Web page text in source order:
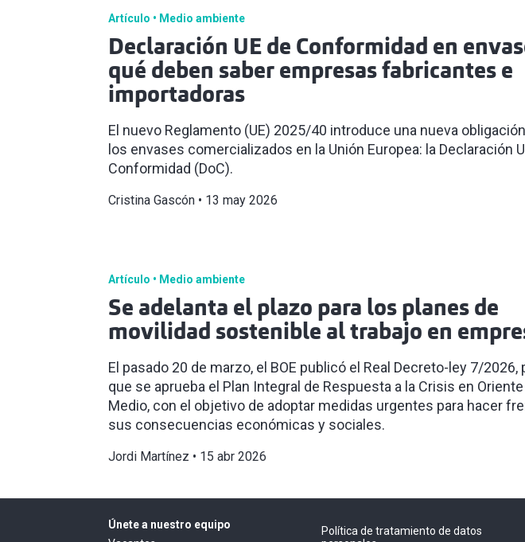
Artículo Medio ambiente
Declaración UE de Conformidad en
qué deben saber empresas fabricantes e
importadoras
El nuevo Reglamento (UE) 2025/40 introduce una nueva
los envases comercializados en la Unión Europea: la Declaración
Conformidad (DoC).
Cristina Gascón 13 may 2026
Artículo Medio ambiente
Se adelanta el plazo para los planes de
movilidad sostenible al trabajo en
El pasado 20 de marzo, el BOE publicó el Real Decreto-ley 7/2026,
que se aprueba el Plan Integral de Respuesta a la Crisis en Oriente
Medio, con el objetivo de adoptar medidas urgentes para hacer
sus consecuencias económicas y sociales.
Jordi Martínez 15 abr 2026
Únete a nuestro equipo
Política de tratamiento de datos